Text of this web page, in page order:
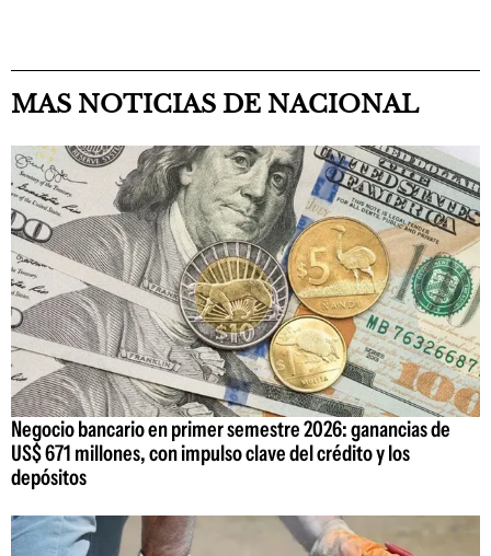
MAS NOTICIAS DE NACIONAL
Negocio bancario en primer semestre 2026: ganancias de
US$ 671 millones, con impulso clave del crédito y los
depósitos